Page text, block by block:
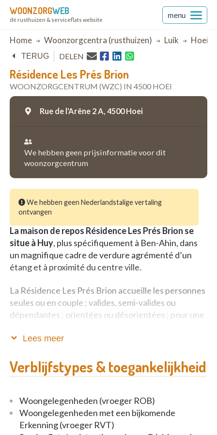
WOONZORGWEB
dé rusthuizen & serviceflats website
menu
Breadcrumb
Home Woonzorgcentra (rusthuizen) Luik Hoei
Résidence Les Prés Brion
WOONZORGCENTRUM (WZC) IN 4500 HOEI
TERUG DELEN
Rue de l'Arêne 2 A, 4500 Hoei
We hebben geen prijsinformatie voor dit
woonzorgcentrum
We hebben geen Nederlandstalige vertaling
ontvangen
La maison de repos Résidence Les Prés Brion se
situe à Huy, plus spécifiquement à Ben-Ahin, dans
un magnifique cadre de verdure agrémenté d’un
étang et à proximité du centre ville.
La Résidence Les Prés Brion accueille les personnes
seules ou en couple ; valides, semi-valides ou
dépendantes ; orientées ou désorientées ; pour une
palliatifs.
Cette nouvelle infrastructure de 113 lits, dont 75
M.R.S., construite en 2005 regroupe les concepts
Résidence Services (11 appartements).
Espace de vie :
Lees meer
Verblijfstypes & toegankelijkheid
Woongelegenheden (vroeger ROB)
Woongelegenheden met een bijkomende
Erkenning (vroeger RVT)